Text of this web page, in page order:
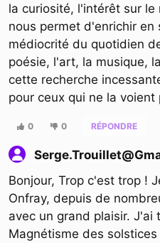
la curiosité, l'intérêt sur
nous permet d'enrichir en
médiocrité du quotidien
poésie, l'art, la musique,
cette recherche
pour ceux qui ne la voient
0 0 RÉPONDRE
Bonjour, Trop c'est trop !
Onfray, depuis de
avec un grand plaisir. J'ai
Magnétisme des